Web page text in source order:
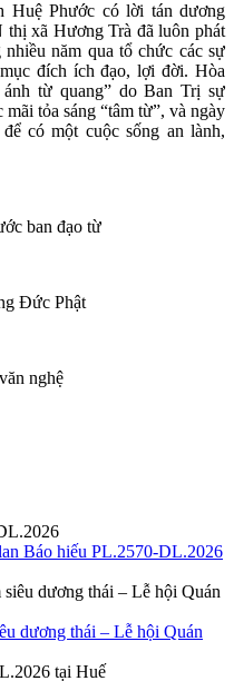
Huệ Phước có lời tán dương
xã Hương Trà đã luôn phát
năm qua tổ chức các sự
đích ích đạo, lợi đời. Hòa
từ quang” do Ban Trị sự
tỏa sáng “tâm từ”, và ngày
có một cuộc sống an lành,
ban đạo từ
Đức Phật
nghệ
Báo hiếu PL.2570-DL.2026
dương thái – Lễ hội Quán